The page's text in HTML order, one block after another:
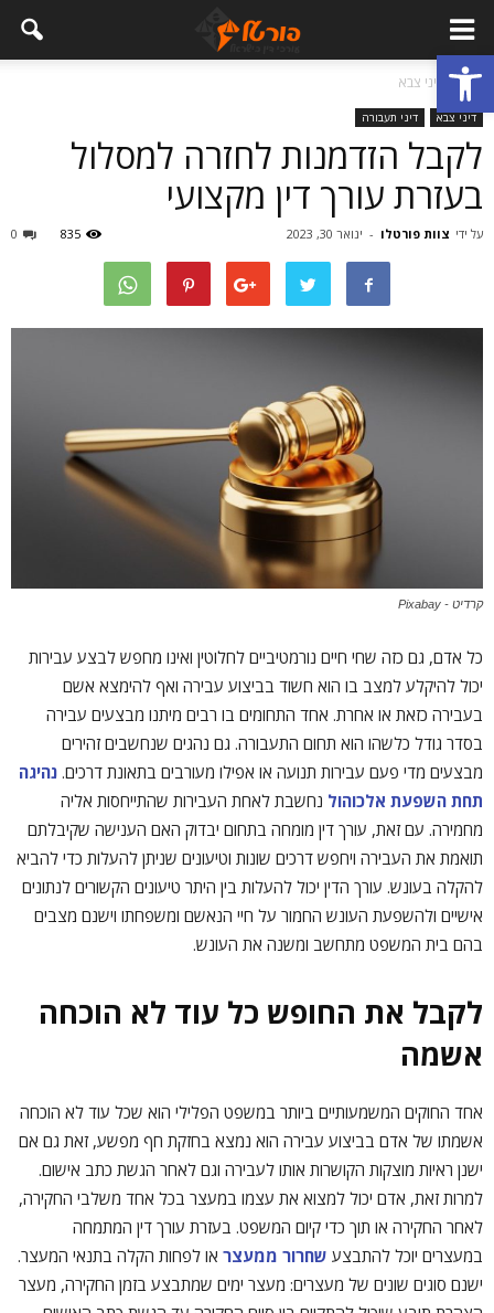
פתח סרגל נגישות
בית דיני צבא
דיני צבא דיני תעבורה
לקבל הזדמנות לחזרה למסלול
בעזרת עורך דין מקצועי
על ידי צוות פורטלו - ינואר 30, 2023 0 835
קרדיט - Pixabay
כל אדם, גם כזה שחי חיים נורמטיביים לחלוטין ואינו מחפש לבצע עבירות
יכול להיקלע למצב בו הוא חשוד בביצוע עבירה ואף להימצא אשם
בעבירה כזאת או אחרת. אחד התחומים בו רבים מיתנו מבצעים עבירה
בסדר גודל כלשהו הוא תחום התעבורה. גם נהגים שנחשבים זהירים
מבצעים מדי פעם עבירות תנועה או אפילו מעורבים בתאונת דרכים. נהיגה
תחת השפעת אלכוהול נחשבת לאחת העבירות שהתייחסות אליה
מחמירה. עם זאת, עורך דין מומחה בתחום יבדוק האם הענישה שקיבלתם
תואמת את העבירה ויחפש דרכים שונות וטיעונים שניתן להעלות כדי להביא
להקלה בעונש. עורך הדין יכול להעלות בין היתר טיעונים הקשורים לנתונים
אישיים ולהשפעת העונש החמור על חיי הנאשם ומשפחתו וישנם מצבים
בהם בית המשפט מתחשב ומשנה את העונש.
לקבל את החופש כל עוד לא הוכחה
אשמה
אחד החוקים המשמעותיים ביותר במשפט הפלילי הוא שכל עוד לא הוכחה
אשמתו של אדם בביצוע עבירה הוא נמצא בחזקת חף מפשע, זאת גם אם
ישנן ראיות מוצקות הקושרות אותו לעבירה וגם לאחר הגשת כתב אישום.
למרות זאת, אדם יכול למצוא את עצמו במעצר בכל אחד משלבי החקירה,
לאחר החקירה או תוך כדי קיום המשפט. בעזרת עורך דין המתמחה
במעצרים יוכל להתבצע שחרור ממעצר או לפחות הקלה בתנאי המעצר.
ישנם סוגים שונים של מעצרים: מעצר ימים שמתבצע בזמן החקירה, מעצר